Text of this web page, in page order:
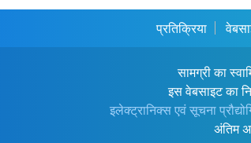
प्रतिक्रिया
सामग्री का
इस वेबसाइट का
इलेक्ट्रानिक्स एवं सूचना
अंतिम